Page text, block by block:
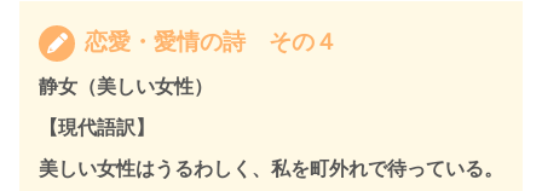
恋愛・愛情の詩 その４
静女（美しい女性）
【現代語訳】
美しい女性はうるわしく、私を町外れで待っている。